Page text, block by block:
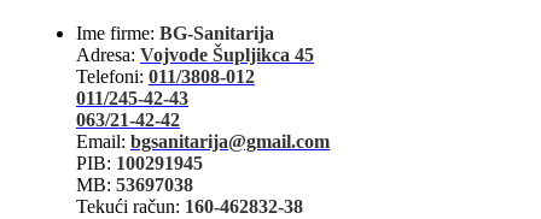
Ime firme: BG-Sanitarija
Adresa: Vojvode Šupljikca 45
Telefoni: 011/3808-012
011/245-42-43
063/21-42-42
Email: bgsanitarija@gmail.com
PIB: 100291945
MB: 53697038
Tekući račun: 160-462832-38